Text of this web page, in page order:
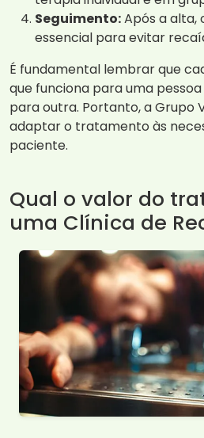
Seguimento:Após a alta,
essencial para evitar
É fundamental lembrar que
que funciona para uma
para outra. Portanto, a Grupo
adaptar o tratamento às
paciente.
Qual o valor do
uma Clínica de